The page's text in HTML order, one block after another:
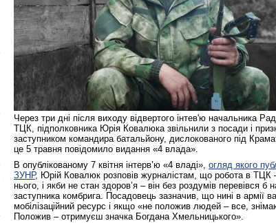
Через три дні після виходу відвертого інтев'ю начальника
ТЦК, підполковника Юрія Ковалюка звільнили з посади і
заступником командира батальйону, дислокованого під
це 5 травня повідомило видання «4 влада».
В опублікованому 7 квітня інтервʼю «4 владі», огляд якого
ЗУНР, Юрій Ковалюк розповів журналістам, що робота в ТЦК
нього, і якби не стан здоровʼя – він без роздумів перевівся б
заcтупника комбрига. Посадовець зазначив, що нині в армії
мобілізаційний ресурс і якщо «не положив людей – все,
Положив – отримуєш значка Богдана Хмельницького».